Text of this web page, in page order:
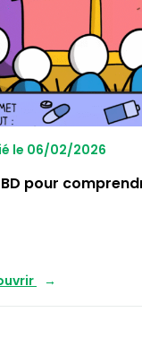
le 06/02/2026
pour